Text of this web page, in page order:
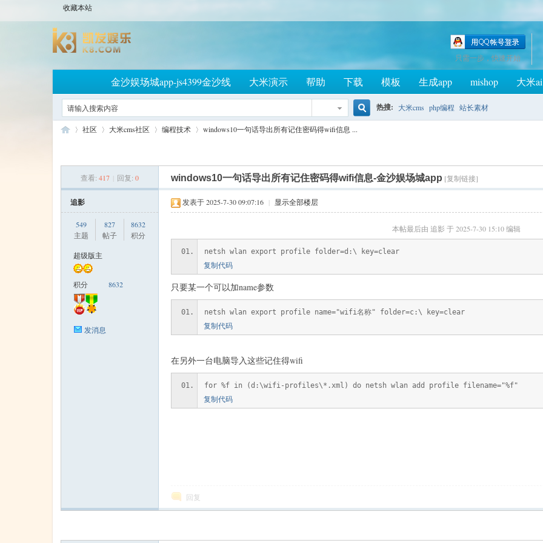
收藏本站
只需一步，快速开始
金沙娱场城app-js4399金沙线 大米演示 帮助 下载 模板 生成app mishop 大米ai
索
热搜: 大米cms php编程 站长素材
社区
›
大米cms社区 编程技术
›
windows10一句话导出所有记住密码得wifi信息 ...
查看: 417 回复: 0 windows10一句话导出所有记住密码得wifi信息-金沙娱场城app [复制链接]
追影
549
主题
827
帖子
8632
积分
超级版主
积分 8632
发消息
发表于 2025-7-30 09:07:16 | 显示全部楼层
本帖最后由 追影 于 2025-7-30 15:10 编辑
netsh wlan export profile folder=d:\ key=clear
复制代码
只要某一个可以加name参数
netsh wlan export profile name="wifi名称" folder=c:\ key=clear
复制代码
在另外一台电脑导入这些记住得wifi
for %f in (d:\wifi-profiles\*.xml) do netsh wlan add profile filename="%f"
复制代码
回复